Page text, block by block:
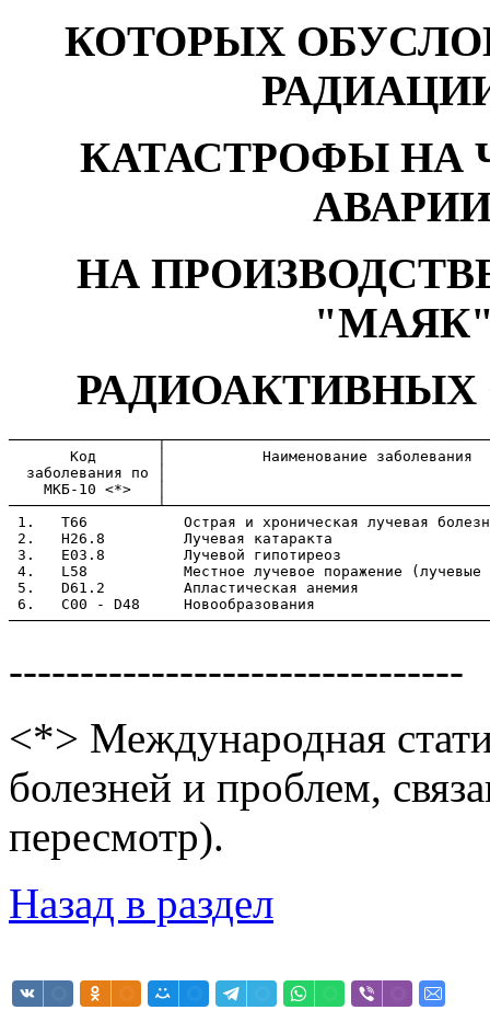
КОТОРЫХ
КАТАСТРОФЫ НА
АВАРИИ
НА
РАДИОАКТИВНЫХ
       Код       │           Наименование заболевания
  заболевания по │
    МКБ-10 <*>   │
1.   Т66           Острая и хроническая лучевая
2.   Н26.8         Лучевая катаракта
3.   Е03.8         Лучевой гипотиреоз
4.   L58           Местное лучевое поражение (лучевые
5.   D61.2         Апластическая анемия
6.   С00 - D48     Новообразования
--------------------------------
<*> Международная
болезней и проблем,
пересмотр).
Назад в раздел